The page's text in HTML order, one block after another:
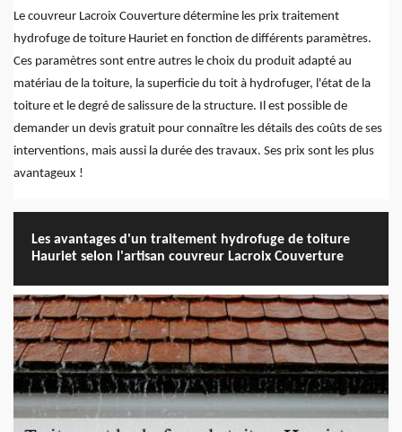
Le couvreur Lacroix Couverture détermine les prix traitement
hydrofuge de toiture Hauriet en fonction de différents paramètres.
Ces paramètres sont entre autres le choix du produit adapté au
matériau de la toiture, la superficie du toit à hydrofuger, l'état de la
toiture et le degré de salissure de la structure. Il est possible de
demander un devis gratuit pour connaître les détails des coûts de ses
interventions, mais aussi la durée des travaux. Ses prix sont les plus
avantageux !
Les avantages d'un traitement hydrofuge de toiture
Hauriet selon l'artisan couvreur Lacroix Couverture